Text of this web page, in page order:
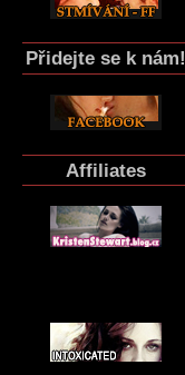
Přidejte se k nám!
Affiliates